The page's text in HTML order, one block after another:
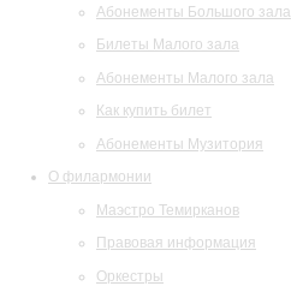
Абонементы Большого зала
Билеты Малого зала
Абонементы Малого зала
Как купить билет
Абонементы Музитория
О филармонии
Маэстро Темирканов
Правовая информация
Оркестры